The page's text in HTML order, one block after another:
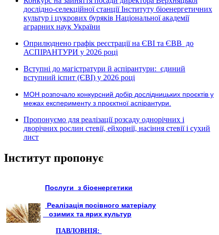
дослідно-селекційної станції Інституту біоенергетичних
культур і цукрових буряків Національної академії
аграрних наук України
Оприлюднено графік реєстрації на ЄВІ та ЄВВ до
АСПІРАНТУРИ у 2026 році
Вступні до магістратури й аспірантури: єдиний
вступний іспит (ЄВІ) у 2026 році
МОН розпочало конкурсний добір дослідницьких проєктів у
межах експерименту з проєктної аспірантури.
Пропонуємо для реалізації розсаду однорічних і
дворічних рослин стевії, ейхорнії, насіння стевії і сухий
лист
Інститут пропонує
Послуги з біоенергетики
Реалізація посівного матеріалу
озимих та ярих культур
ПАВЛОВНІЯ: